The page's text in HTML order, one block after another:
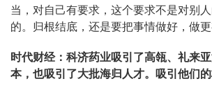
当，对自己有要求，这个要求不是对别
的。归根结底，还是要把事情做好，做更
时代财经：科济药业吸引了高瓴、礼来
本，也吸引了大批海归人才。吸引他们